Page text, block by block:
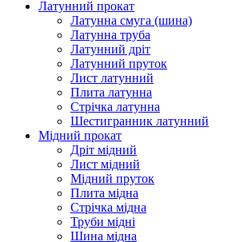
Латунний прокат
Латунна смуга (шина)
Латунна труба
Латунний дріт
Латунний пруток
Лист латунний
Плита латунна
Стрічка латунна
Шестигранник латунний
Мідний прокат
Дріт мідний
Лист мідний
Мідний пруток
Плита мідна
Стрічка мідна
Труби мідні
Шина мідна